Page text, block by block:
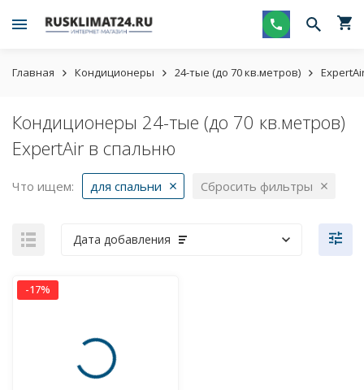
Главная Кондиционеры 24-тые (до 70 кв.метров)
Кондиционеры 24-тые (до 70 кв.метров)
ExpertAir в спальню
Что ищем: для спальни Сбросить фильтры
Дата добавления
-17%